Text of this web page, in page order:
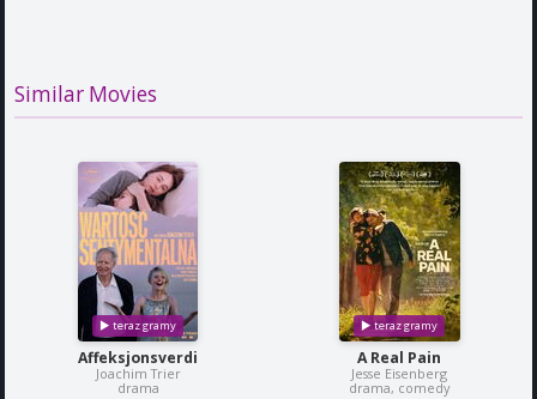
Similar Movies
Affeksjonsverdi
Joachim Trier
drama
A Real Pain
Jesse Eisenberg
drama, comedy